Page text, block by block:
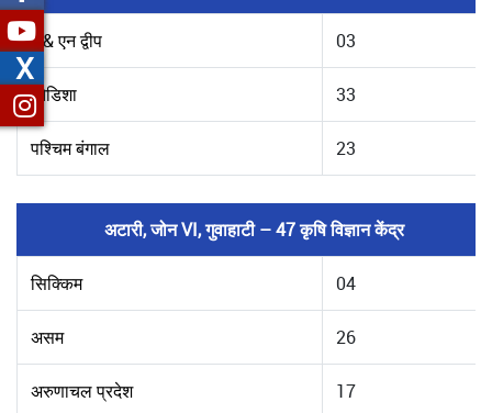
ए & एन द्वीप 03
ओडिशा 33
पश्चिम बंगाल 23
अटारी, जोन VI, गुवाहाटी – 47 कृषि विज्ञान केंद्र
सिक्किम 04
असम 26
अरुणाचल प्रदेश 17
X